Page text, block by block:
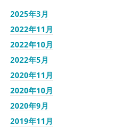
2025年3月
2022年11月
2022年10月
2022年5月
2020年11月
2020年10月
2020年9月
2019年11月